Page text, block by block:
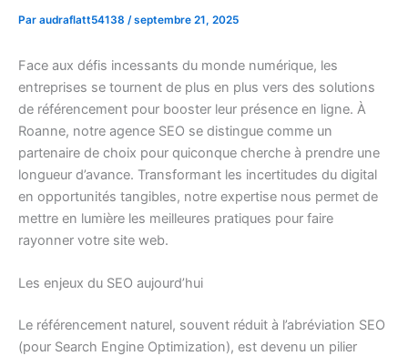
Par audraflatt54138 /septembre 21, 2025
Face aux défis incessants du monde numérique, les
entreprises se tournent de plus en plus vers des solutions
de référencement pour booster leur présence en ligne. À
Roanne, notre agence SEO se distingue comme un
partenaire de choix pour quiconque cherche à prendre une
longueur d’avance. Transformant les incertitudes du digital
en opportunités tangibles, notre expertise nous permet de
mettre en lumière les meilleures pratiques pour faire
rayonner votre site web.
Les enjeux du SEO aujourd’hui
Le référencement naturel, souvent réduit à l’abréviation SEO
(pour Search Engine Optimization), est devenu un pilier